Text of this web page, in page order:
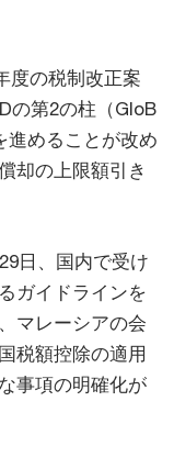
度の税制改正案
の第2の柱（GloB
進めることが改め
却の上限額引き
日、国内で受け
ガイドラインを
マレーシアの会
税額控除の適用
事項の明確化が